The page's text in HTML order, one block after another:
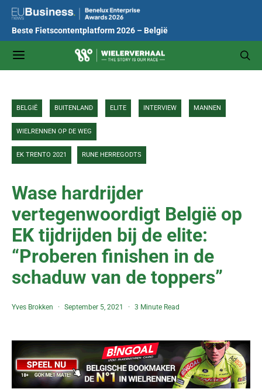
Beste Fietscontentplatform 2026 – België
BELGIË BUITENLAND ELITE INTERVIEW MANNEN
WIELRENNEN OP DE WEG
EK TRENTO 2021 RUNE HERREGODTS
Wase hardrijder
vertegenwoordigt België op
EK tijdrijden bij de elite:
“Proberen finishen in de
schaduw van de toppers”
Yves Brokken September 5, 2021 3 Minute Read